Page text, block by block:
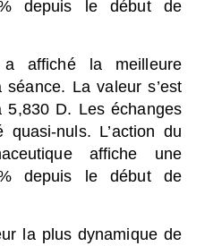
depuis le début de
a affiché la meilleure
La valeur s’est
5,830 D. Les échanges
nuls. L’action du
affiche une
depuis le début de
la plus dynamique de